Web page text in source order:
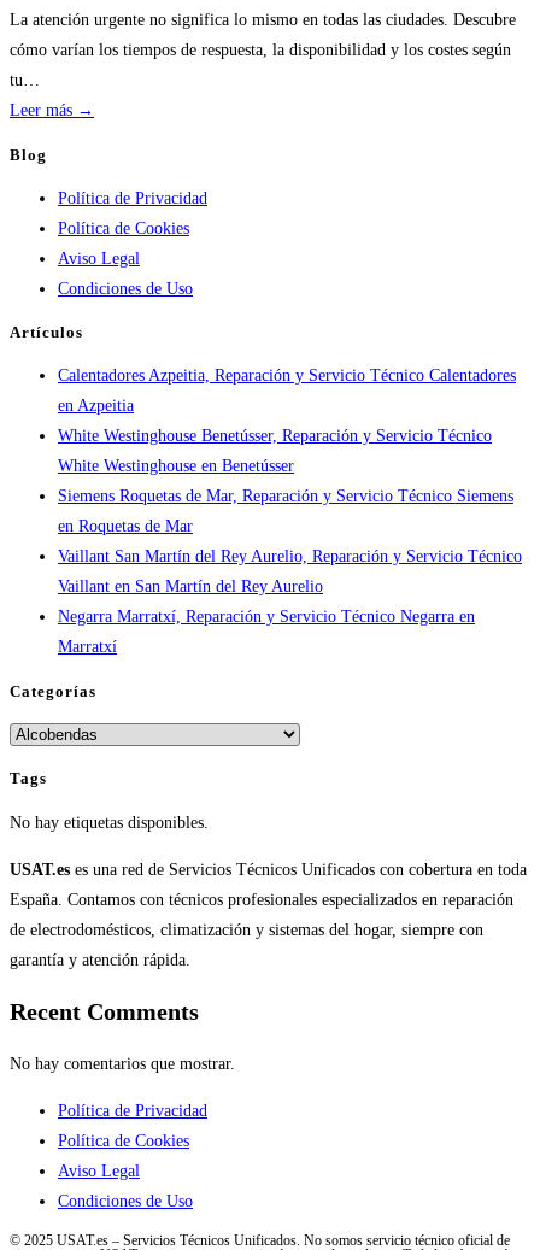
de
calderas:
La atención urgente no significa lo mismo en todas las ciudades. Descubre
cómo varían los tiempos de respuesta, la disponibilidad y los costes según
tu…
Leer más →
por
ciudad:
disponibilidad
real
en
España
Blog
Política de Privacidad
Política de Cookies
Aviso Legal
Condiciones de Uso
Artículos
Calentadores Azpeitia, Reparación y Servicio Técnico Calentadores
en Azpeitia
White Westinghouse Benetússer, Reparación y Servicio Técnico
White Westinghouse en Benetússer
Siemens Roquetas de Mar, Reparación y Servicio Técnico Siemens
en Roquetas de Mar
Vaillant San Martín del Rey Aurelio, Reparación y Servicio Técnico
Vaillant en San Martín del Rey Aurelio
Negarra Marratxí, Reparación y Servicio Técnico Negarra en
Marratxí
Categorías
Categorías
Tags
No hay etiquetas disponibles.
USAT.es es una red de Servicios Técnicos Unificados con cobertura en toda
España. Contamos con técnicos profesionales especializados en reparación
de electrodomésticos, climatización y sistemas del hogar, siempre con
garantía y atención rápida.
Recent Comments
No hay comentarios que mostrar.
Política de Privacidad
Política de Cookies
Aviso Legal
Condiciones de Uso
© 2025 USAT.es – Servicios Técnicos Unificados. No somos servicio técnico oficial de